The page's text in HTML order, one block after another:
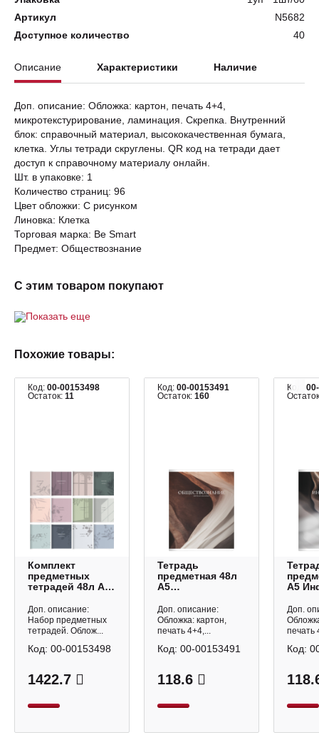
Артикул
N5682
Доступное количество
40
Описание Характеристики Наличие
Доп. описание: Обложка: картон, печать 4+4,
микротекстурирование, ламинация. Скрепка. Внутренний
блок: справочный материал, высококачественная бумага,
клетка. Углы тетради скруглены. QR код на тетради дает
доступ к справочному материалу онлайн.
Шт. в упаковке: 1
Количество страниц: 96
Цвет обложки: С рисунком
Линовка: Клетка
Торговая марка: Be Smart
Предмет: Обществознание
С этим товаром покупают
Показать еще
Похожие товары:
Код: 00-00153498
Остаток: 11
Комплект
предметных
тетрадей 48л А5
"Тень/Shadow"
картон N6411-
6422/sh Be Smart
Доп. описание:
Набор предметных
тетрадей. Облож...
1422.7
Код: 00-00153498
Код: 00-00153491
Остаток: 160
Тетрадь
предметная 48л
А5
"Элементы/Elements"
клетка, картон
N6274 Be Smart
Доп. описание:
Обложка: картон,
печать 4+4,...
118.6
Код: 00-00153491
Код:
А5
Доп.
печать
Код: